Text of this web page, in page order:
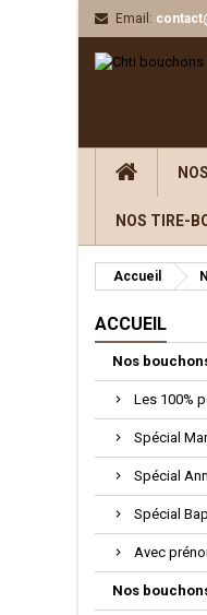
Email:
NOS TIRE-
Accueil
ACCUEIL
Nos
Les 100%
Spécial
Spécial
Spécial
Avec
Nos